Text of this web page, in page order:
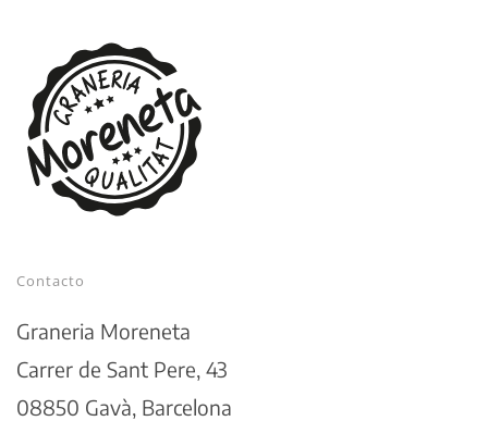
Contacto
Graneria Moreneta
Carrer de Sant Pere, 43
08850 Gavà, Barcelona